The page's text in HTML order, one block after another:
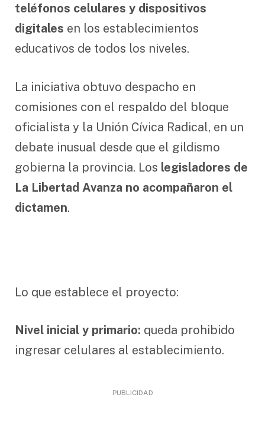
teléfonos celulares y dispositivos
digitales en los establecimientos
educativos de todos los niveles.
La iniciativa obtuvo despacho en
comisiones con el respaldo del bloque
oficialista y la Unión Cívica Radical, en un
debate inusual desde que el gildismo
gobierna la provincia. Los legisladores de
La Libertad Avanza no acompañaron el
dictamen.
Lo que establece el proyecto:
Nivel inicial y primario: queda prohibido
ingresar celulares al establecimiento.
PUBLICIDAD